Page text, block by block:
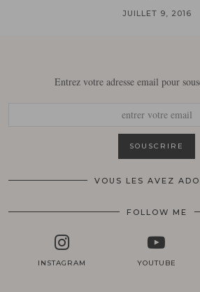
JUILLET 9, 2016
Entrez votre adresse email pour
VOUS LES AVEZ
FOLLOW ME
INSTAGRAM YOUTUBE